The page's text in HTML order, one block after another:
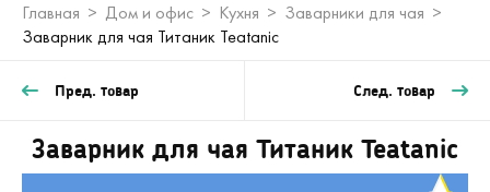
Главная Дом и офис Кухня
Заварники для чая
Заварник для чая Титаник Teatanic
Пред. товар След. товар
Заварник для чая Титаник Teatanic